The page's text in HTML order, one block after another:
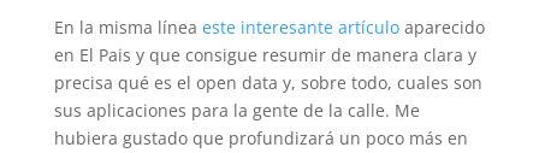
En la misma línea este interesante artículoaparecido
en El Pais y que consigue resumir de manera clara y
precisa qué es el open data y, sobre todo, cuales son
sus aplicaciones para la gente de la calle. Me
hubiera gustado que profundizará un poco más en